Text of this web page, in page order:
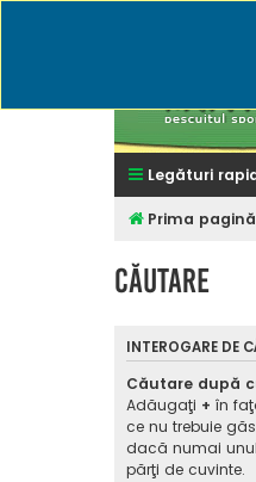
Legături
Prima pagină
Căutare
INTEROGARE DE
Căutare după
Adăugaţi + în
ce nu trebuie
dacă numai
părţi de cuvinte.